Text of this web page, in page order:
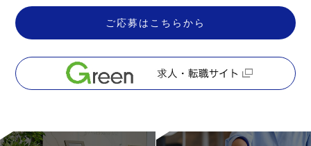
ご応募はこちらから